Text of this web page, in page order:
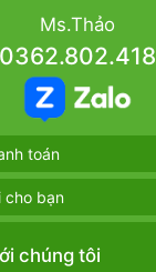
Ms.Thảo
0362.802.418
toán
cho bạn
chúng tôi